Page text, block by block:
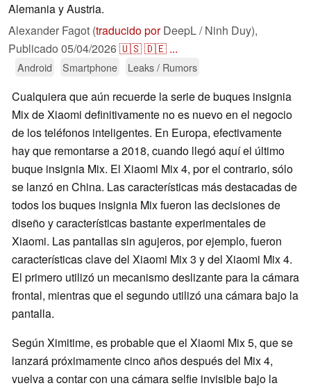
Alemania y Austria.
Alexander Fagot (traducido porDeepL / Ninh Duy),
Publicado 05/04/2026🇺🇸🇩🇪 ...
Android Smartphone Leaks / Rumors
Cualquiera que aún recuerde la serie de buques insignia
Mix de Xiaomi definitivamente no es nuevo en el negocio
de los teléfonos inteligentes. En Europa, efectivamente
hay que remontarse a 2018, cuando llegó aquí el último
buque insignia Mix. El Xiaomi Mix 4, por el contrario, sólo
se lanzó en China. Las características más destacadas de
todos los buques insignia Mix fueron las decisiones de
diseño y características bastante experimentales de
Xiaomi. Las pantallas sin agujeros, por ejemplo, fueron
características clave del Xiaomi Mix 3 y del Xiaomi Mix 4.
El primero utilizó un mecanismo deslizante para la cámara
frontal, mientras que el segundo utilizó una cámara bajo la
pantalla.
Según Ximitime, es probable que el Xiaomi Mix 5, que se
lanzará próximamente cinco años después del Mix 4,
vuelva a contar con una cámara selfie invisible bajo la